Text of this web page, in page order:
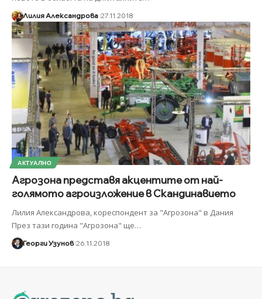
Лилия Александрова 27.11.2018
АКТУАЛНО
Агрозона представя акцентите от най-
голямото агроизложение в Скандинавието
Лилия Александрова, кореспондент за "Агрозона" в Дания
През тази година "Агрозона" ще…
Георги Узунов 26.11.2018